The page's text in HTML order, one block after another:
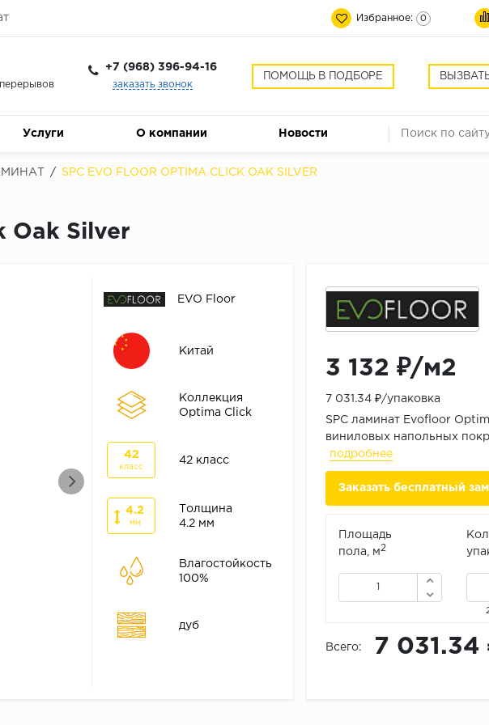
Избранное: 0
+7 (968) 396-94-16
заказать звонок
ПОМОЩЬ В ПОДБОРЕ
Услуги О компании Новости
/ SPC EVO FLOOR OPTIMA CLICK OAK SILVER
Oak Silver
EVO Floor
Китай
Коллекция
Optima Click
42
класс
42 класс
4.2
мм
Толщина
4.2 мм
Влагостойкость
100%
дуб
3 132 ₽/м2
7 031.34 ₽/упаковка
SPC ламинат Evofloor
виниловых напольных
подробнее
Заказать бесплатный
Площадь
пола, м 2
Всего: 7 031.34